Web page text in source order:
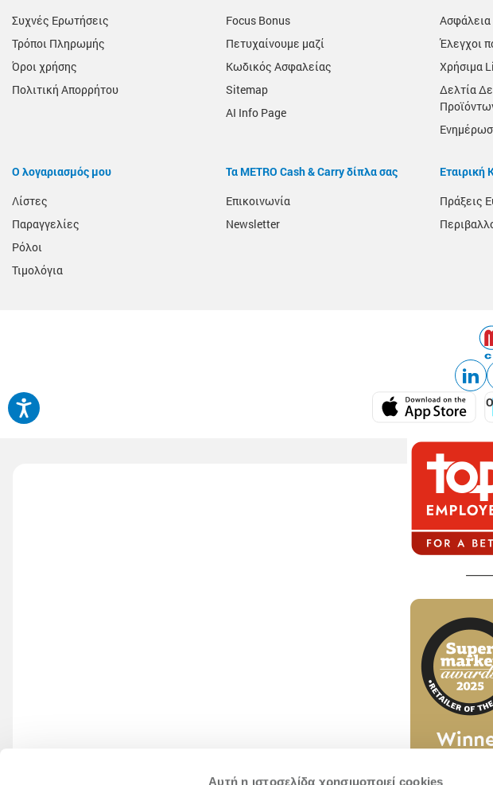
Αυτή η ιστοσελίδα χρησιμοποιεί cookies
Συχνές Ερωτήσεις
Τρόποι Πληρωμής
Όροι χρήσης
Πολιτική Απορρήτου
Focus Bonus
Πετυχαίνουμε μαζί
Κωδικός Ασφαλείας
Sitemap
AI Info Page
Έλεγχοι
Χρήσιμα
Δελτία
Ο λογαριασμός μου
Λίστες
Παραγγελίες
Ρόλοι
Τιμολόγια
Τα METRO Cash & Carry δίπλα σας
Επικοινωνία
Newsletter
Εταιρική
Πράξεις